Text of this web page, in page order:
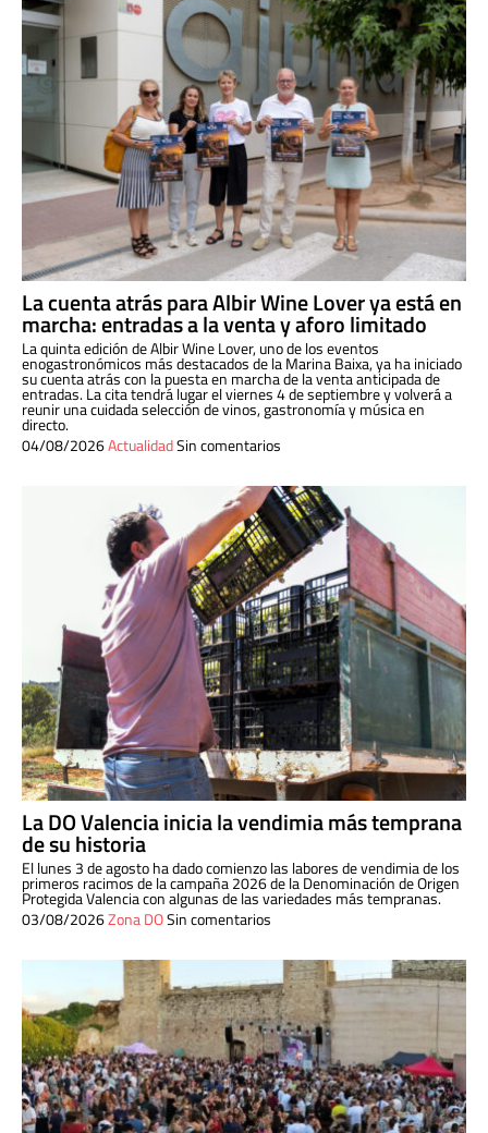
La cuenta atrás para Albir Wine Lover ya está en
marcha: entradas a la venta y aforo limitado
La quinta edición de Albir Wine Lover, uno de los eventos
enogastronómicos más destacados de la Marina Baixa, ya ha iniciado
su cuenta atrás con la puesta en marcha de la venta anticipada de
entradas. La cita tendrá lugar el viernes 4 de septiembre y volverá a
reunir una cuidada selección de vinos, gastronomía y música en
directo.
04/08/2026ActualidadSin comentarios
La DO Valencia inicia la vendimia más temprana
de su historia
El lunes 3 de agosto ha dado comienzo las labores de vendimia de los
primeros racimos de la campaña 2026 de la Denominación de Origen
Protegida Valencia con algunas de las variedades más tempranas.
03/08/2026Zona DOSin comentarios